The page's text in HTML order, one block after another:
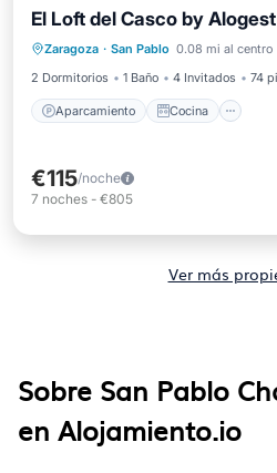
El Loft del Casco by Alogest
Zaragoza · San Pablo 0.08 mi al centro
2 Dormitorios
1 Baño 4 Invitados 74
Aparcamiento Cocina
Aparcamiento
Cocina
Aire acondicionado
€115/noche
7 noches - €805
Ver más
Sobre San Pablo
en Alojamiento.io